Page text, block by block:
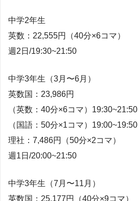
中学2年生
英数：22,555円（40分×6コマ）
週2日/19:30~21:50
中学3年生（3月〜6月）
英数国：23,986円
（英数：40分×6コマ）19:30~21:50
（国語：50分×1コマ）19:00~19:50
理社：7,486円（50分×2コマ）
週1日/20:00~21:50
中学3年生（7月〜11月）
英数国：25,177円（40分×9コマ）